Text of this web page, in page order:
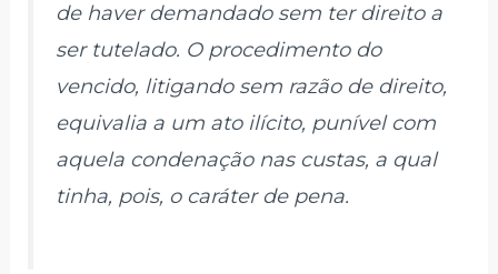
de haver demandado sem ter direito a
ser tutelado. O procedimento do
vencido, litigando sem razão de direito,
equivalia a um ato ilícito, punível com
aquela condenação nas custas, a qual
tinha, pois, o caráter de pena.